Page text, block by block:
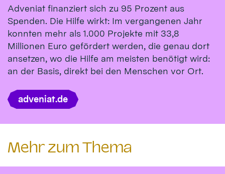
Adveniat finanziert sich zu 95 Prozent aus
Spenden. Die Hilfe wirkt: Im vergangenen Jahr
konnten mehr als 1.000 Projekte mit 33,8
Millionen Euro gefördert werden, die genau dort
ansetzen, wo die Hilfe am meisten benötigt wird:
an der Basis, direkt bei den Menschen vor Ort.
adveniat.de
Mehr zum Thema